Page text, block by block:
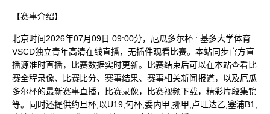
【赛事介绍】
北京时间2026年07月09日 09:00分，厄瓜多尔杯 : 基多大学体育
VSCD独立青年高清在线直播，无插件观看比赛。本站同步官方直
播源准时直播，比赛数据实时更新。比赛结束后可以在本站查看比
赛全程录像、比赛比分、赛事结果、赛事相关新闻报道，以及厄瓜
多尔杯的最新赛事直播，比赛录像，比赛视频下载，精彩片段集锦
等。同时还提供约旦杯,以U19,匈杯,委内甲,挪甲,卢旺达乙,塞浦B1,